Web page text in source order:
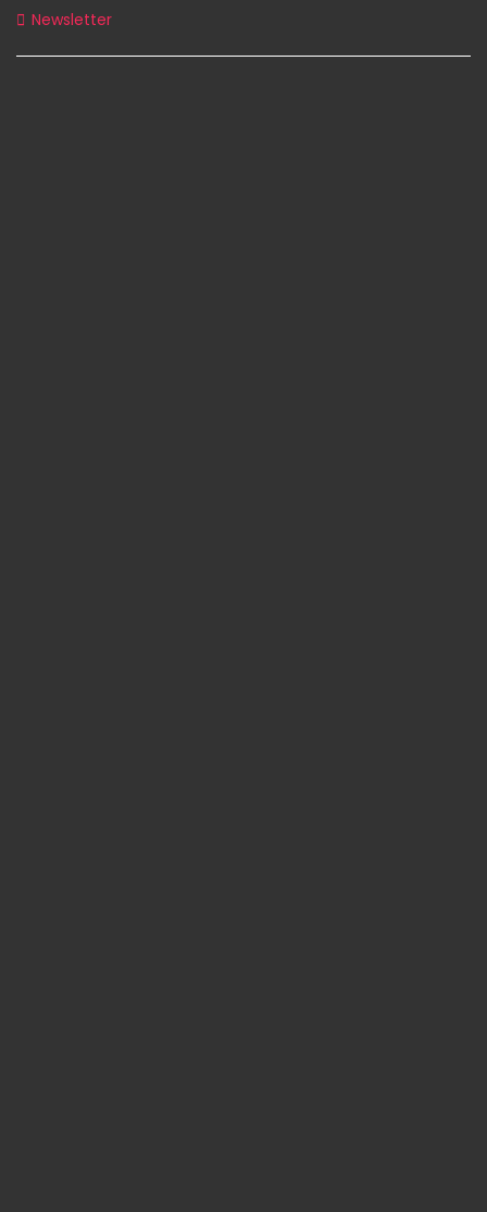
Newsletter